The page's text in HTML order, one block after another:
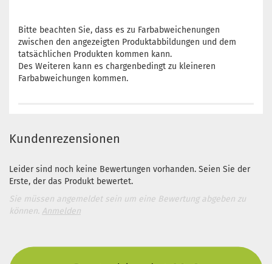
Bitte beachten Sie, dass es zu Farbabweichenungen
zwischen den angezeigten Produktabbildungen und dem
tatsächlichen Produkten kommen kann.
Des Weiteren kann es chargenbedingt zu kleineren
Farbabweichungen kommen.
Kundenrezensionen
Leider sind noch keine Bewertungen vorhanden. Seien Sie der
Erste, der das Produkt bewertet.
Sie müssen angemeldet sein um eine Bewertung abgeben zu
können. Anmelden